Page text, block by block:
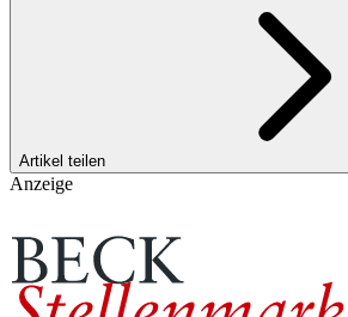
Artikel teilen
Anzeige